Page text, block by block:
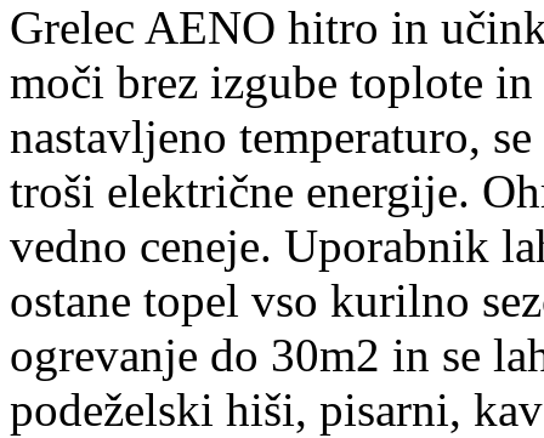
Grelec AENO hitro in
moči brez izgube toplote in
nastavljeno temperaturo,
troši električne energije.
vedno ceneje. Uporabnik
ostane topel vso kurilno
ogrevanje do 30m2 in se
podeželski hiši, pisarni,